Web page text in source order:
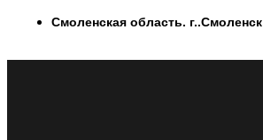
ПерейтиСмоленская область. г..Смоленск